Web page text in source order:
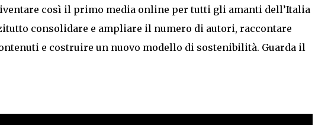
così il primo media online per tutti gli amanti dell’Italia
consolidare e ampliare il numero di autori, raccontare
e costruire un nuovo modello di sostenibilità. Guarda il